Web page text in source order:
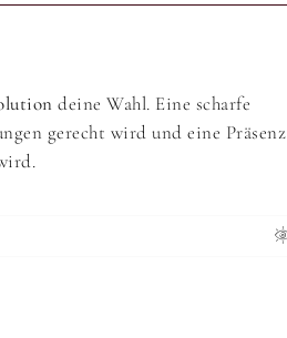
deine Wahl. Eine scharfe
gerecht wird und eine Präsenz